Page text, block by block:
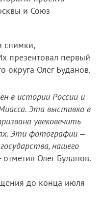
и Союз
снимки,
презентовал первый
округа Олег Буданов.
в истории России и
Эта выставка в
увековечить
Эти фотографии –
нашего
отметил Олег Буданов.
до конца июля